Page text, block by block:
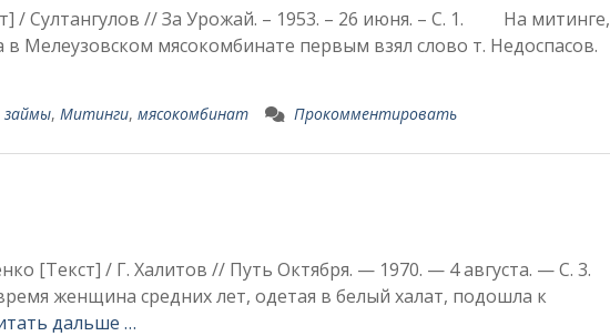
/ Султангулов // За Урожай. – 1953. – 26 июня. – С. 1. На митинге,
Meлеузовском мясокомбинате первым взял слово т. Недоспасов.
займы, Митинги, мясокомбинат Прокомментировать
[Текст] / Г. Халитов // Путь Октября. — 1970. — 4 августа. — С. 3.
женщина средних лет, одетая в белый халат, подошла к
дальше …